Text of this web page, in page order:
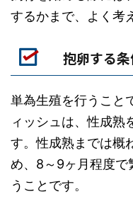
するかまで、よく考
抱卵する
単為生殖を行うこと
ィッシュは、性成熟
す。性成熟までは概
め、8～9ヶ月程度で
うことです。